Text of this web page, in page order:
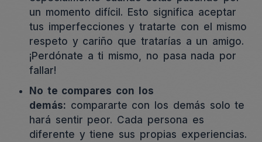
un momento difícil. Esto significa aceptar
tus imperfecciones y tratarte con el mismo
respeto y cariño que tratarías a un amigo.
¡Perdónate a ti mismo, no pasa nada por
fallar!
No te compares con los
demás: compararte con los demás solo te
hará sentir peor. Cada persona es
diferente y tiene sus propias experiencias.